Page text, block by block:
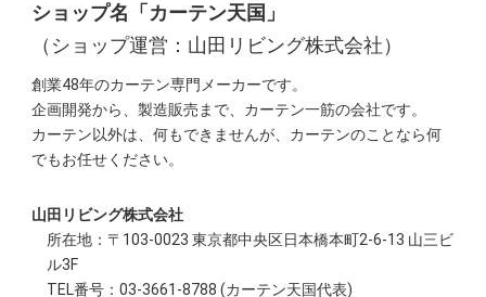
ショップ名「カーテン天国」
（ショップ運営：山田リビング株式会社）
創業48年のカーテン専門メーカーです。
企画開発から、製造販売まで、カーテン一筋の会社です。
カーテン以外は、何もできませんが、カーテンのことなら何
でもお任せください。
山田リビング株式会社
所在地：〒103-0023 東京都中央区日本橋本町2-6-13 山三ビ
ル3F
TEL番号：03-3661-8788 (カーテン天国代表)